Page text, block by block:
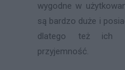
wygodne w
są bardzo duże i
dlatego też ich
przyjemność.